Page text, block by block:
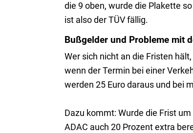
die 9 oben, wurde die Plakette
ist also der TÜV fällig.
Bußgelder und Probleme mit
Wer sich nicht an die Fristen
wenn der Termin bei einer
werden 25 Euro daraus und bei
Dazu kommt: Wurde die Frist
ADAC auch 20 Prozent extra